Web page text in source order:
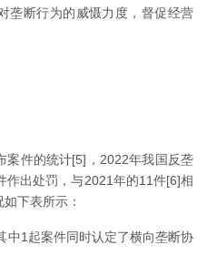
垄断行为的威慑力度，督促经营
案件的统计[5]，2022年我国反垄
作出处罚，与2021年的11件[6]相
下表所示：
中1起案件同时认定了横向垄断协